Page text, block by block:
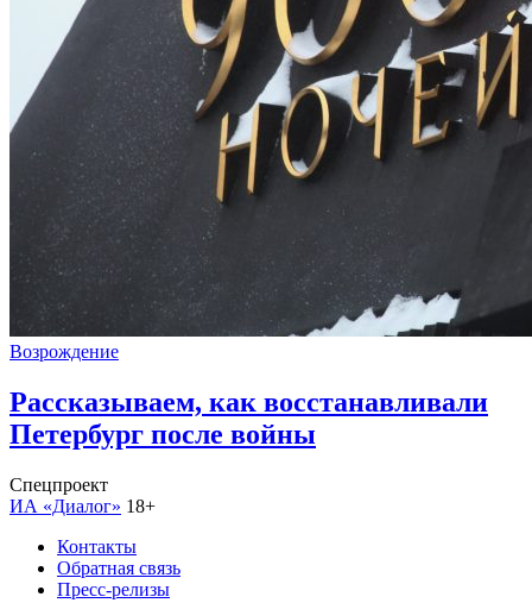
Возрождение
Рассказываем, как восстанавливали
Петербург после войны
Спецпроект
ИА «Диалог» 18+
Контакты
Обратная связь
Пресс-релизы